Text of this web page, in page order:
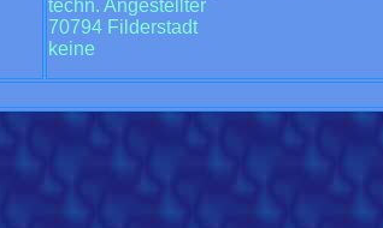
techn. Angestellter
70794 Filderstadt
keine